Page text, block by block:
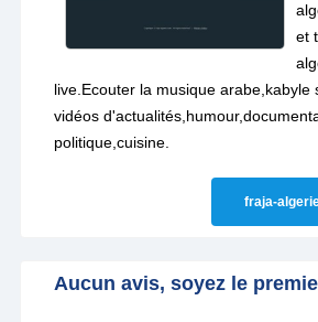
et
live.Ecouter la musique arabe,kabyle
vidéos
politique,cuisine.
fraja-
Aucun avis, soyez le